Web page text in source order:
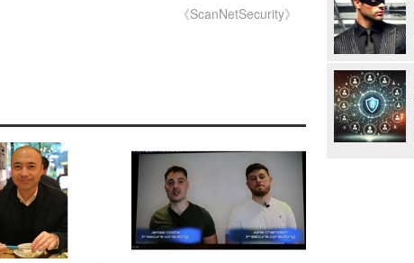
《ScanNetSecurity》